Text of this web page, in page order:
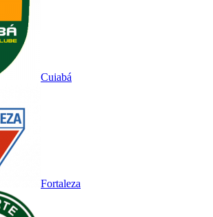
Cuiabá
Fortaleza